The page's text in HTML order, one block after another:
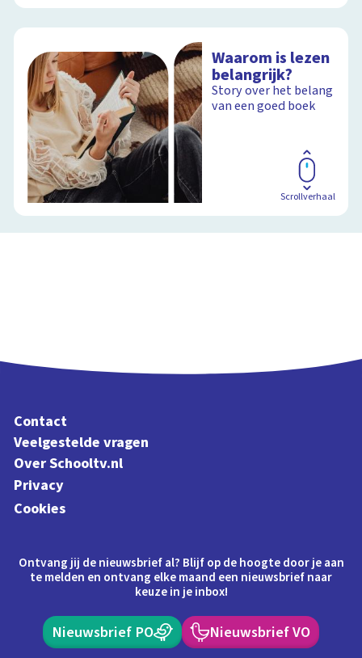
Waarom is lezen
belangrijk?
Story over het belang
van een goed boek
Scrollverhaal
Contact
Veelgestelde vragen
Over Schooltv.nl
Privacy
Cookies
Ontvang jij de nieuwsbrief al? Blijf op de hoogte door je aan
te melden en ontvang elke maand een nieuwsbrief naar
keuze in je inbox!
Nieuwsbrief PO Nieuwsbrief VO